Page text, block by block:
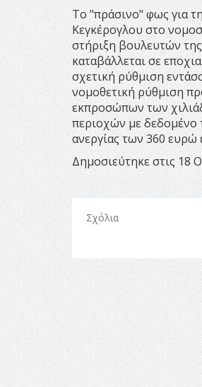
Το "πράσινο" φως για
Κεγκέρογλου στο
στήριξη βουλευτών
καταβάλλεται σε
σχετική ρύθμιση
νομοθετική ρύθμιση
εκπροσώπων των
περιοχών με δεδομένο
ανεργίας των 360 ευρώ
Δημοσιεύτηκε στις 18
Σχόλια